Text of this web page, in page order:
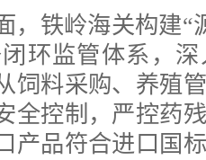
铁岭海关构建“
环监管体系，
饲料采购、养殖
全控制，严控药
产品符合进口国